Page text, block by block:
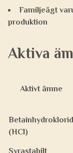
Familjeägt
produktion
Aktiva
Aktivt ämne
Betainhydroklorid
(HCl)
Syrastabilt